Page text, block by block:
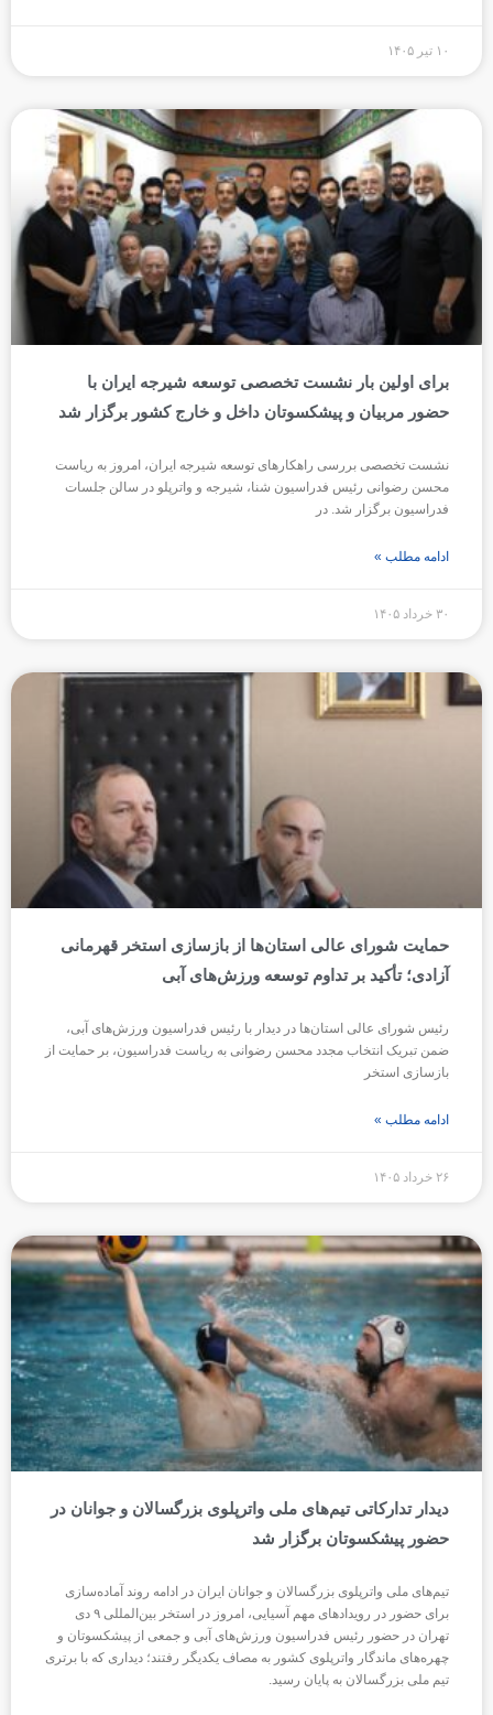
۱۰ تیر ۱۴۰۵
برای اولین بار نشست تخصصی توسعه شیرجه ایران با
حضور مربیان و پیشکسوتان داخل و خارج کشور برگزار شد
نشست تخصصی بررسی راهکارهای توسعه شیرجه ایران، امروز به ریاست
محسن رضوانی رئیس فدراسیون شنا، شیرجه و واترپلو در سالن جلسات
فدراسیون برگزار شد. در
ادامه مطلب »
۳۰ خرداد ۱۴۰۵
حمایت شورای عالی استان‌ها از بازسازی استخر قهرمانی
آزادی؛ تأکید بر تداوم توسعه ورزش‌های آبی
رئیس شورای عالی استان‌ها در دیدار با رئیس فدراسیون ورزش‌های آبی،
ضمن تبریک انتخاب مجدد محسن رضوانی به ریاست فدراسیون، بر حمایت از
بازسازی استخر
ادامه مطلب »
۲۶ خرداد ۱۴۰۵
دیدار تدارکاتی تیم‌های ملی واترپلوی بزرگسالان و جوانان در
حضور پیشکسوتان برگزار شد
تیم‌های ملی واترپلوی بزرگسالان و جوانان ایران در ادامه روند آماده‌سازی
برای حضور در رویدادهای مهم آسیایی، امروز در استخر بین‌المللی ۹ دی
تهران در حضور رئیس فدراسیون ورزش‌های آبی و جمعی از پیشکسوتان و
چهره‌های ماندگار واترپلوی کشور به مصاف یکدیگر رفتند؛ دیداری که با برتری
تیم ملی بزرگسالان به پایان رسید.